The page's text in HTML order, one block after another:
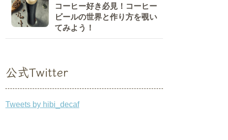
コーヒー好き必見！コーヒー
ビールの世界と作り方を覗い
てみよう！
公式Twitter
Tweets by hibi_decaf